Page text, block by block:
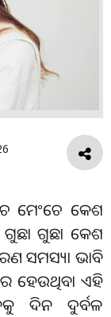
ମେଂଚେ କେଶ
ଗୁଛା କେଶ
ସମସ୍ୟା ଭାବି
ହେଉଥିବା ଏହି
ଦିନ ଦୁର୍ବଳ